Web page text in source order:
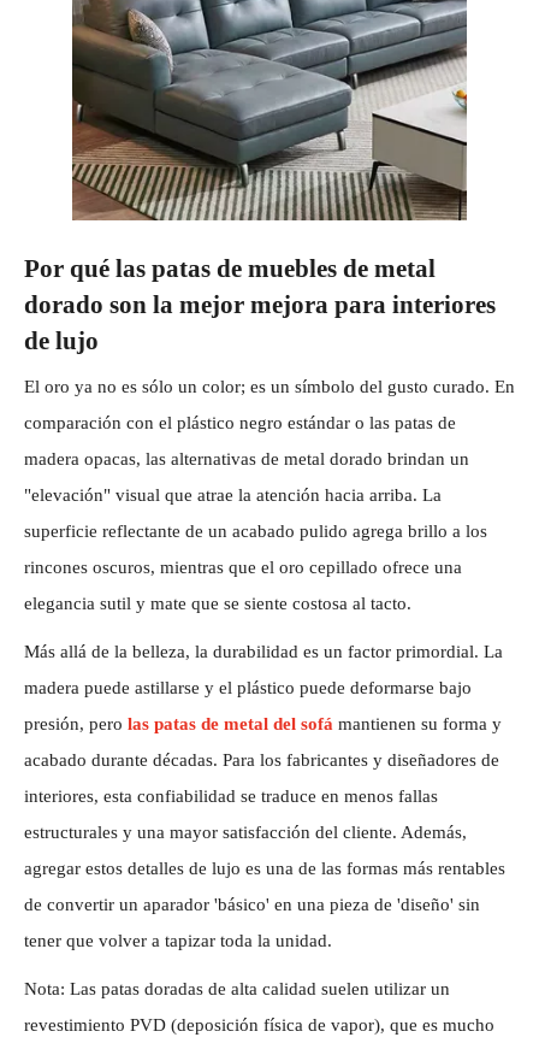
Por qué las patas de muebles de metal
dorado son la mejor mejora para interiores
de lujo
El oro ya no es sólo un color; es un símbolo del gusto curado. En
comparación con el plástico negro estándar o las patas de
madera opacas, las alternativas de metal dorado brindan un
"elevación" visual que atrae la atención hacia arriba. La
superficie reflectante de un acabado pulido agrega brillo a los
rincones oscuros, mientras que el oro cepillado ofrece una
elegancia sutil y mate que se siente costosa al tacto.
Más allá de la belleza, la durabilidad es un factor primordial. La
madera puede astillarse y el plástico puede deformarse bajo
presión, pero las patas de metal del sofá mantienen su forma y
acabado durante décadas. Para los fabricantes y diseñadores de
interiores, esta confiabilidad se traduce en menos fallas
estructurales y una mayor satisfacción del cliente. Además,
agregar estos detalles de lujo es una de las formas más rentables
de convertir un aparador 'básico' en una pieza de 'diseño' sin
tener que volver a tapizar toda la unidad.
Nota: Las patas doradas de alta calidad suelen utilizar un
revestimiento PVD (deposición física de vapor), que es mucho